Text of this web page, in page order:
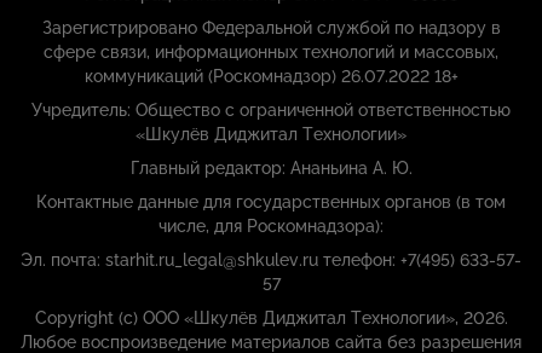
Зарегистрировано Федеральной службой по надзору в
сфере связи, информационных технологий и массовых,
коммуникаций (Роскомнадзор) 26.07.2022 18+
Учредитель: Общество с ограниченной ответственностью
«Шкулёв Диджитал Технологии»
Главный редактор: Ананьина А. Ю.
Контактные данные для государственных органов (в том
числе, для Роскомнадзора):
Эл. почта: starhit.ru_legal@shkulev.ru телефон: +7(495) 633-57-
57
Copyright (с) ООО «Шкулёв Диджитал Технологии», 2026.
Любое воспроизведение материалов сайта без разрешения